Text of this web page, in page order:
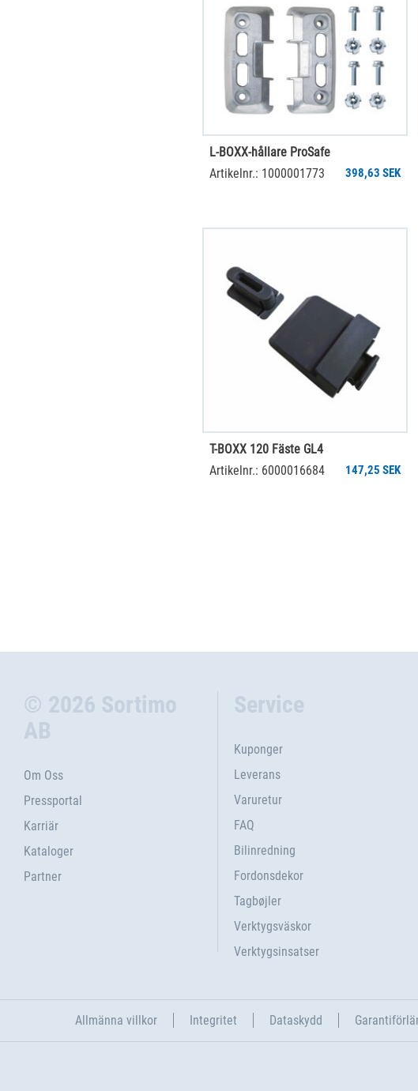
L-BOXX-hållare ProSafe
Artikelnr.: 1000001773
398,63 SEK
T-BOXX 120 Fäste GL4
Artikelnr.: 6000016684
147,25 SEK
© 2026 Sortimo
AB
Om Oss
Pressportal
Karriär
Kataloger
Partner
Service
Kuponger
Leverans
Varuretur
FAQ
Bilinredning
Fordonsdekor
Tagbøjler
Verktygsväskor
Verktygsinsatser
Allmänna villkor Integritet Dataskydd